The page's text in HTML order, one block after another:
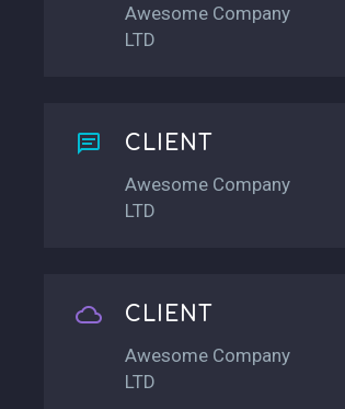
Awesome Company
LTD

 CLIENT
Awesome Company
LTD

 CLIENT
Awesome Company
LTD